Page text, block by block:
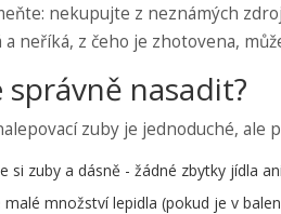
nekupujte z neznámých
a neříká, z čeho je zhotovena,
správně nasadit?
zuby je jednoduché,
si zuby a dásně - žádné zbytky jídla
malé množství lepidla (pokud je v